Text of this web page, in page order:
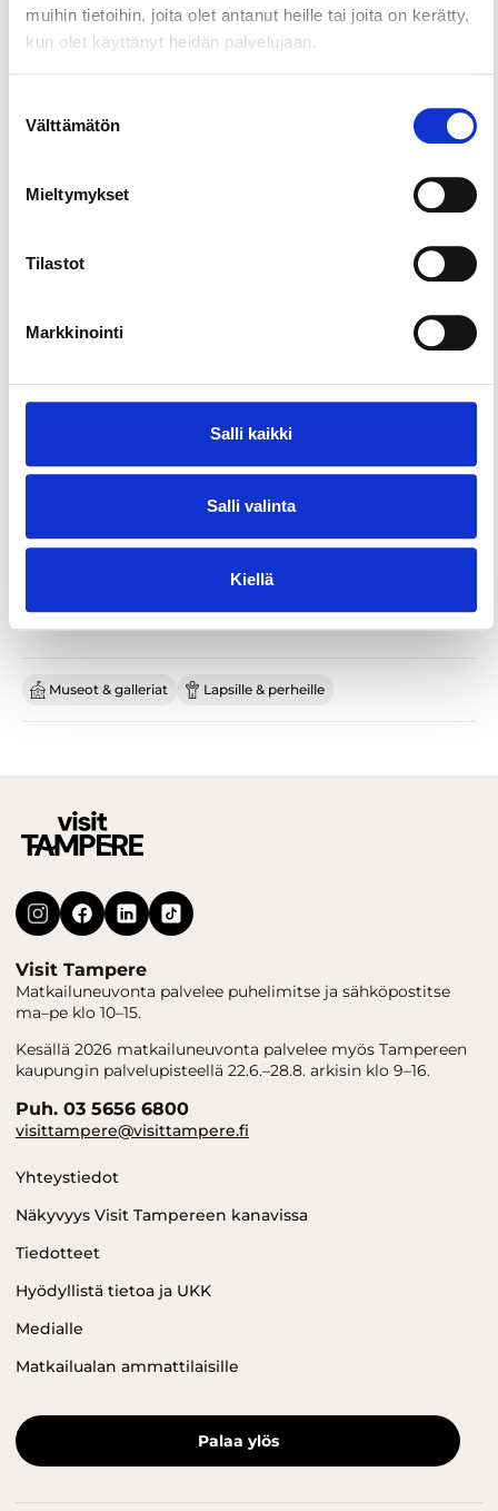
muihin tietoihin, joita olet antanut heille tai joita on kerätty,
kun olet käyttänyt heidän palvelujaan.
valinta
Välttämätön
Mieltymykset
Tilastot
Markkinointi
Salli kaikki
Salli valinta
Kiellä
Museot & galleriat Lapsille & perheille
Visit Tampere
Matkailuneuvonta palvelee puhelimitse ja sähköpostitse
ma–pe klo 10–15.
Kesällä 2026 matkailuneuvonta palvelee myös Tampereen
kaupungin palvelupisteellä 22.6.–28.8. arkisin klo 9–16.
Puh. 03 5656 6800
visittampere@visittampere.fi
Yhteystiedot
Näkyvyys Visit Tampereen kanavissa
Tiedotteet
Hyödyllistä tietoa ja UKK
Medialle
Matkailualan ammattilaisille
Palaa ylös